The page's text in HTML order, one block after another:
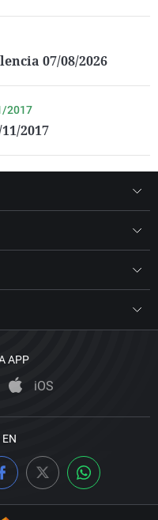
07/08/2026
2017
2017
APP
iOS